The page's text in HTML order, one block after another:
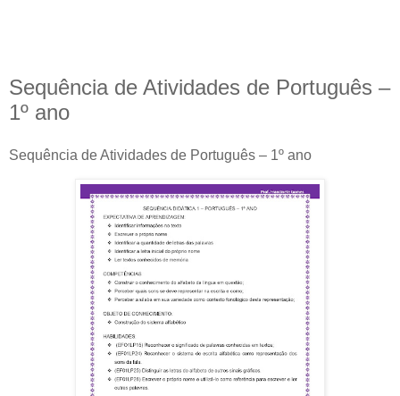
Sequência de Atividades de Português –
1º ano
Sequência de Atividades de Português – 1º ano